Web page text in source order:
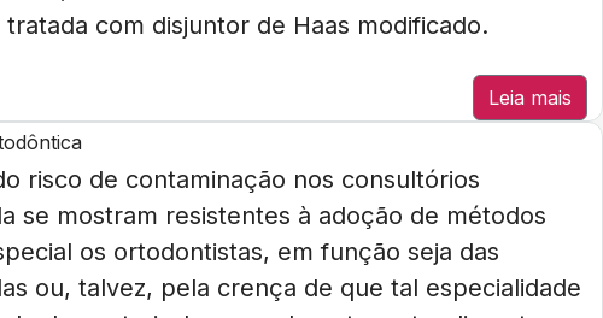
com disjuntor de Haas modificado.
Leia mais
risco de contaminação nos consultórios
se mostram resistentes à adoção de métodos
os ortodontistas, em função seja das
ou, talvez, pela crença de que tal especialidade